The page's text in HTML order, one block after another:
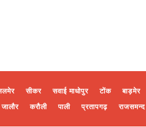
सीकर सवाई माधोपुर टोंक बाड़मेर
जालौर करौली पाली प्रतापगढ़ राजसमन्द